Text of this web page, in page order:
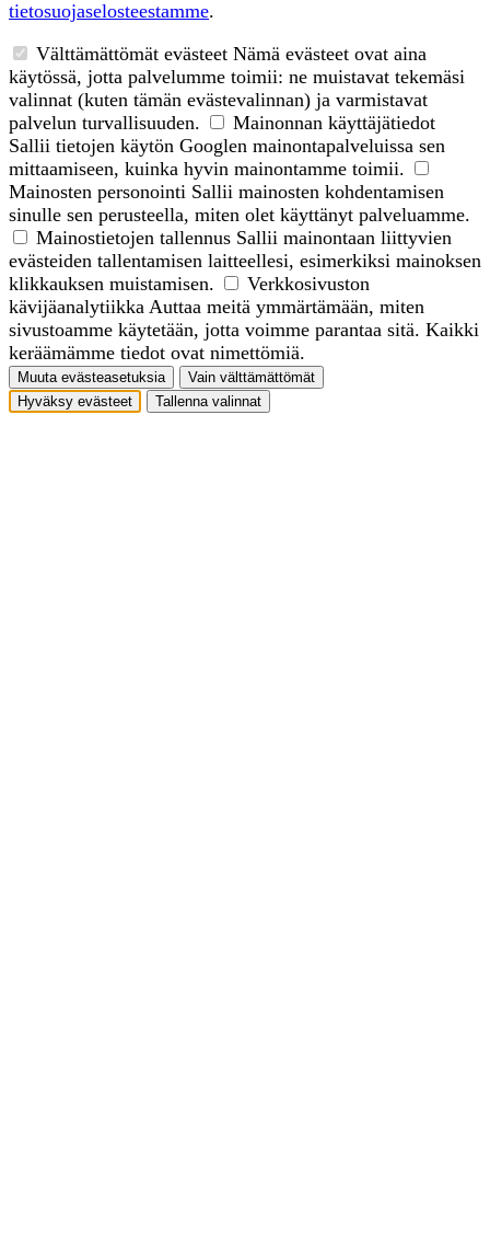
tietosuojaselosteestamme.
Välttämättömät evästeet Nämä evästeet ovat aina
käytössä, jotta palvelumme toimii: ne muistavat tekemäsi
valinnat (kuten tämän evästevalinnan) ja varmistavat
palvelun turvallisuuden.
Mainonnan käyttäjätiedot
Sallii tietojen käytön Googlen mainontapalveluissa sen
mittaamiseen, kuinka hyvin mainontamme toimii.
Mainosten personointi Sallii mainosten kohdentamisen
sinulle sen perusteella, miten olet käyttänyt palveluamme.
Mainostietojen tallennus Sallii mainontaan liittyvien
evästeiden tallentamisen laitteellesi, esimerkiksi mainoksen
klikkauksen muistamisen.
Verkkosivuston
kävijäanalytiikka Auttaa meitä ymmärtämään, miten
sivustoamme käytetään, jotta voimme parantaa sitä. Kaikki
keräämämme tiedot ovat nimettömiä.
Muuta evästeasetuksia
Vain välttämättömät
Hyväksy evästeet
Tallenna valinnat